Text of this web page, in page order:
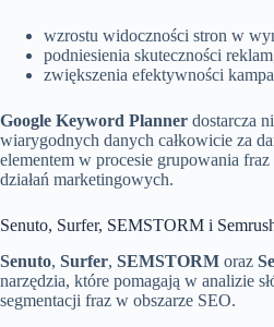
wzrostu widoczności stron w
podniesienia skuteczności
zwiększenia efektywności
Google Keyword Planner dostarcza
wiarygodnych danych całkowicie za
elementem w procesie grupowania
działań marketingowych.
Senuto, Surfer, SEMSTORM i
Senuto, Surfer, SEMSTORM oraz
narzędzia, które pomagają w analizie
segmentacji fraz w obszarze SEO.